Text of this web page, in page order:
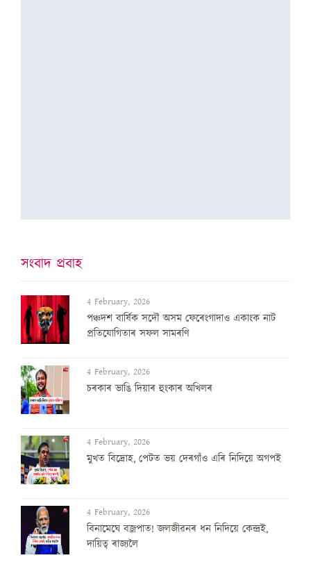
সংবাদ প্ৰবাহ
4 February, 2026
পঞ্চদশ বার্ষিক সদৌ অসম ফেৰেংগাদাও একাংক নাট
প্রতিযোগিতাৰ সফল সামৰণি
4 February, 2026
চৰকাৰ ভাঙি দিয়াৰ হুংকাৰ অখিলৰ
4 February, 2026
মুখত বিদ্ৰোহ, পেটত ভয় দেৰগাঁও এৰি নিদিয়ে অগপই
4 February, 2026
বিনামেঘে বজ্ৰপাত! জলজীৱনৰ ধন নিদিয়ে কেন্দ্ৰই,
দায়িত্ব ৰাজ্যলৈ